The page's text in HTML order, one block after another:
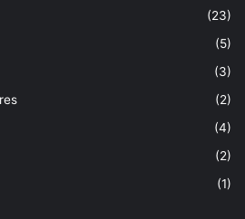
(23)
(5)
(3)
(2)
(4)
(2)
(1)